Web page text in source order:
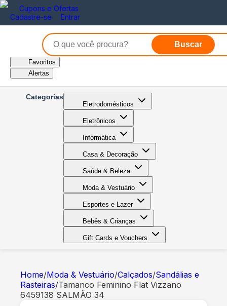
Cupons e Ofertas
Cadastre-se
Entrar
Buscar
Favoritos
Alertas
Categorias
Eletrodomésticos
Eletrônicos
Informática
Casa & Decoração
Saúde & Beleza
Moda & Vestuário
Esportes e Lazer
Bebês & Crianças
Gift Cards e Vouchers
Home/Moda & Vestuário/Calçados/Sandálias e
Rasteiras/Tamanco Feminino Flat Vizzano
6459138 SALMÃO 34